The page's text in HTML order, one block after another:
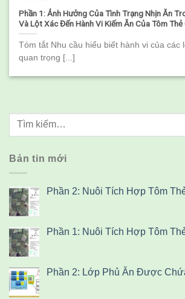
Phần 1: Ảnh Hưởng Của Tình Trạng Nhịn Ăn
Và Lột Xác Đến Hành Vi Kiếm Ăn Của Tôm Thẻ
(Litopenaeus vannamei)
Tóm tắt Nhu cầu hiểu biết hành vi của các
quan trọng [...]
Bản tin mới
Phần 2: Nuôi Tích Hợp Tôm
Phần 1: Nuôi Tích Hợp Tôm
Phần 2: Lớp Phủ Ăn Được